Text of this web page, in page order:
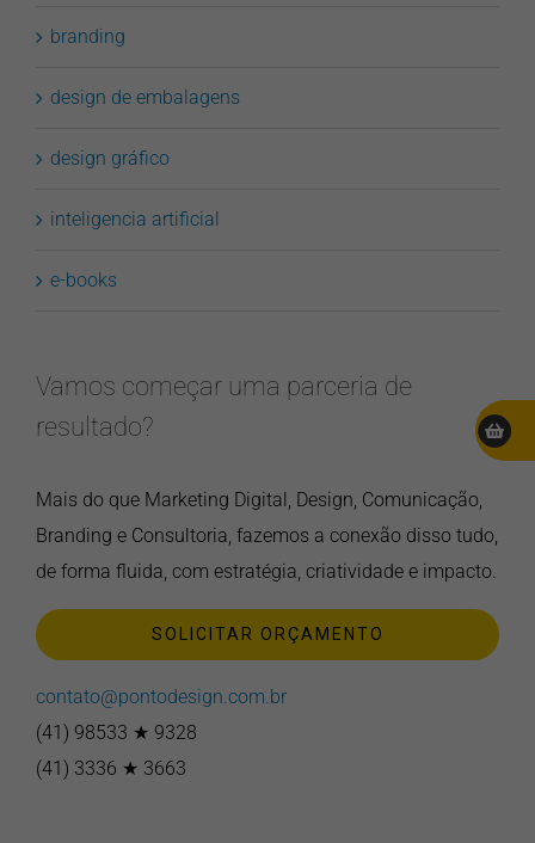
branding
design de embalagens
design gráfico
inteligencia artificial
e-books
Vamos começar uma parceria de
resultado?
Mais do que Marketing Digital, Design, Comunicação,
Branding e Consultoria, fazemos a conexão disso tudo,
de forma fluida, com estratégia, criatividade e impacto.
SOLICITAR ORÇAMENTO
contato@pontodesign.com.br
(41) 98533 ★ 9328
(41) 3336 ★ 3663